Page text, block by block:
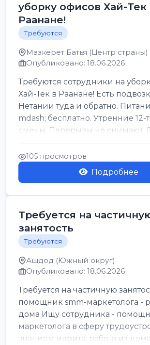
уборку офисов Хай-Тек
Раанане!
Требуются
Мазкерет Батья (Центр страны)
Опубликовано: 18.06.2026
Требуются сотрудники на
Хай-Тек в Раанане! Есть
Нетании туда и обратно.
mdash; бесплатно. Утренние 12-
смены. Перерывы не снимают.
для всех...
105 просмотров
Подробнее
Требуется на
занятость
Требуются
Ашдод (Южный округ)
Опубликовано: 18.06.2026
Требуется на частичную
помощник smm-маркетолога -
дома Ищу сотрудника -
маркетолога в сферу
знанием иврита, работа из